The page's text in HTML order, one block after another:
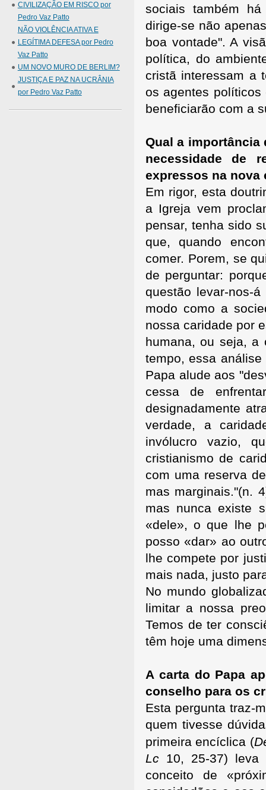
sociais também
dirige-se não
boa vontade". A
política, do
cristã interessam a
os agentes
beneficiarão com a
Qual a importância
necessidade de
expressos na nova
Em rigor, esta
a Igreja vem
pensar, tenha sido
que, quando
comer. Porem, se
de perguntar:
questão levar-nos-
modo como a
nossa caridade por
humana, ou seja, a
tempo, essa
Papa alude aos
cessa de
designadamente
verdade, a
invólucro vazio,
cristianismo de
com uma reserva
mas marginais."(n.
mas nunca existe
«dele», o que lhe
posso «dar» ao
lhe compete por
mais nada, justo
No mundo
limitar a nossa
Temos de ter
têm hoje uma
A carta do Papa
conselho para os
Esta pergunta traz-
quem tivesse
primeira encíclica (
Lc 10, 25-37) leva
conceito de
CIVILIZAÇÃO EM RISCO por
Pedro Vaz Patto
NÃO VIOLÊNCIA ATIVA E
LEGÍTIMA DEFESA por Pedro
Vaz Patto
UM NOVO MURO DE BERLIM?
JUSTIÇA E PAZ NA UCRÂNIA
por Pedro Vaz Patto